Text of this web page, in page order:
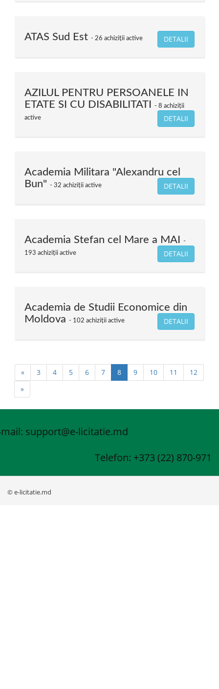
ATAS Sud Est 26 achiziții active DETALII
AZILUL PENTRU PERSOANELE IN
ETATE SI CU DISABILITATI
8 achiziții
active
DETALII
Academia Militara "Alexandru cel
Bun"
32 achiziții active DETALII
Academia Stefan cel Mare a MAI
193 achiziții active DETALII
Academia de Studii Economice din
Moldova
102 achiziții active DETALII
« 3 4 5 6 7 8 9 10 11
12
»
mail: support@e-licitatie.md
Telefon: +373 (22) 870-971
© e-licitatie.md